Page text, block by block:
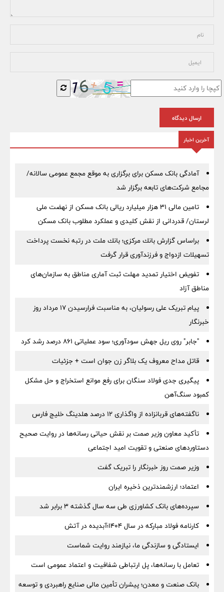
ارسال دیدگاه
آخرین اخبار
آمادگی بانک مسکن برای برگزاری به موقع مجمع عمومی سالانه/
مجامع شرکت‌های تابعه برگزار شد
تامین مالی ۳۱ هزار میلیارد ریالی بانک مسکن از نهضت ملی
لرستان/ قدردانی از نقش کلیدی و عملکرد مطلوب بانک مسکن
براساس گزارش بانك مركزی؛ بانك ملت در رتبه نخست پرداخت
تسهیلات ازدواج و فرزندآوری قرار گرفت
تفویض اختیار تمدید مهلت ثبت آماری مناطق به سازمان‌های
مناطق آزاد
پیام تبریک علی رسولیان، به مناسبت فرارسیدن ۱۷ مرداد روز
خبرنگار
"جابر" روی ریل جهش سودآوری؛ سود عملیاتی ۸۶۱ درصد رشد کرد
قاتل مداح معروف یک بلاگر زن جوان است + جزئیات
پیگیری جدی فولاد سنگان برای رفع موانع استخراج و حل مشکل
کمبود سنگ‌آهن
ناگفته‌های قربانزاده از واگذاری ۱۲ درصد هلدینگ خلیج فارس
تأکید معاون وزیر صمت بر نقش حیاتی رسانه‌ها در روایت صحیح
دستاوردهای صنعتی و تقویت امید اجتماعی
وزیر صمت روز خبرنگار را تبریک گفت
اعتماد؛ ارزشمندترین ذخیره ایران
سپرده‌های بانک کشاورزی طی سه سال گذشته ۳ برابر شد
کارنامه فولاد مبارکه در سال ۱۴۰۴؛آبدیده در آتش
ایستادگی و سازندگی ما، نیازمند روایت شماست
تعامل با رسانه‌ها، پل ارتباطی شفافیت و اعتماد عمومی است
بانک صنعت و معدن؛ پیشران تأمین مالی صنایع راهبردی و توسعه